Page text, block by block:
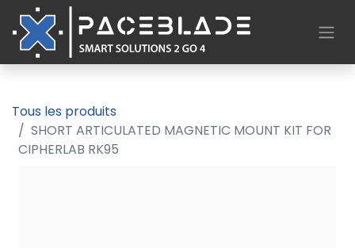
Tous les produits
SHORT ARTICULATED MAGNETIC MOUNT KIT FOR
CIPHERLAB RK95